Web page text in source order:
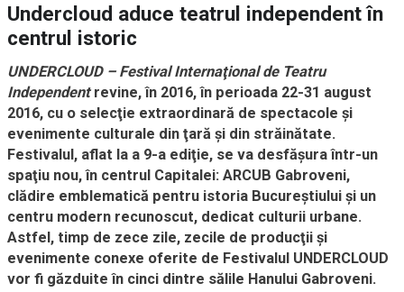
Undercloud aduce teatrul independent în
centrul istoric
UNDERCLOUD – Festival Internaţional de Teatru
Independentrevine, în 2016, în perioada 22-31 august
2016, cu o selecţie extraordinară de spectacole şi
evenimente culturale din ţară şi din străinătate.
Festivalul, aflat la a 9-a ediţie, se va desfăşuraîntr-un
spaţiu nou, în centrul Capitalei: ARCUB Gabroveni,
clădire emblematică pentru istoria Bucureştiului şi un
centru modern recunoscut, dedicat culturii urbane.
Astfel, timp de zece zile, zecile de producţii şi
evenimente conexe oferite de Festivalul UNDERCLOUD
vor fi găzduite în cinci dintre sălile Hanului Gabroveni.